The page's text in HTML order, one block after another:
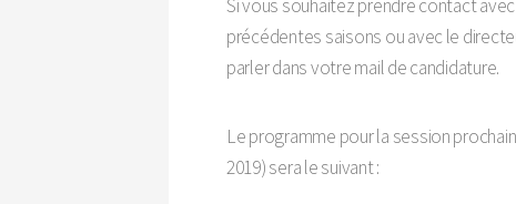
Si vous souhaitez prendre contact
précédentes saisons ou avec le
parler dans votre mail de candidature.
Le programme pour la session
2019) sera le suivant :